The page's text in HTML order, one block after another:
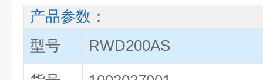
产品参数：
型号
RWD200AS